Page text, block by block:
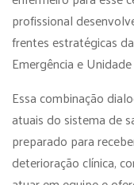
profissional
frentes estratégicas
Emergência e
Essa combinação
atuais do sistema de
preparado para
deterioração clínica,